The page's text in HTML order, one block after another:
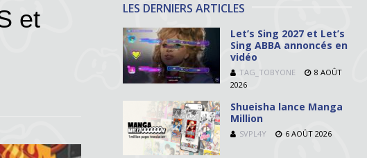
et
LES DERNIERS ARTICLES
Let’s Sing 2027 et Let’s
Sing ABBA annoncés en
vidéo
TAG_TOBYONE
8 AOÛT
2026
Shueisha lance Manga
Million
SVPL4Y 6 AOÛT 2026